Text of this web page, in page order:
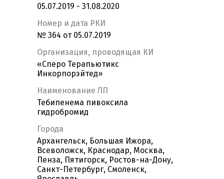
05.07.2019 - 31.08.2020
Номер и дата РКИ
№ 364 от 05.07.2019
Организация, проводящая КИ
«Сперо Терапьютикс
Инкорпорэйтед»
Наименование ЛП
Тебипенема пивоксила
гидробромид
Города
Архангельск, Большая Ижора,
Всеволожск, Краснодар, Москва,
Пенза, Пятигорск, Ростов-на-Дону,
Санкт-Петербург, Смоленск,